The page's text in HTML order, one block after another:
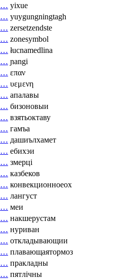
… yixue
… yuygungningtagh
… zersetzendste
… zonesymbol
… łucnamedlina
… ɲangi
… επαν
… υεμενη
… апалавы
… бизоновыи
… взятьоктаву
… гамъа
… дашиълхамет
… ебихэи
… змерці
… казбеков
… конвекционноеох
… лангуст
… меи
… накшерустам
… нуриван
… откладывающии
… плавающаятормоз
… пракладны
… пятлічны